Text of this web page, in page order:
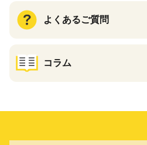
よくあるご質問
コラム